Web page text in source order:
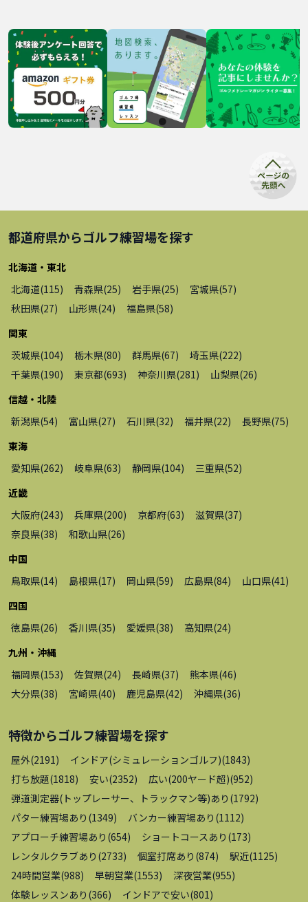
都道府県からゴルフ練習場を探す
北海道・東北
北海道(115) 青森県(25) 岩手県(25) 宮城県(57)
秋田県(27) 山形県(24) 福島県(58)
関東
茨城県(104) 栃木県(80) 群馬県(67) 埼玉県(222)
千葉県(190) 東京都(693) 神奈川県(281 ) 山梨県(26)
信越・北陸
新潟県(54) 富山県(27) 石川県(32) 福井県(22) 長野県(75)
東海
愛知県(262) 岐阜県(63) 静岡県(104) 三重県(52)
近畿
大阪府(243) 兵庫県(200) 京都府(63) 滋賀県(37)
奈良県(38) 和歌山県(26)
中国
鳥取県(14) 島根県(17) 岡山県(59) 広島県(84) 山口県(41 )
四国
徳島県(26) 香川県(35) 愛媛県(38) 高知県(24)
九州・沖縄
福岡県(153) 佐賀県(24) 長崎県(37) 熊本県(46)
大分県(38) 宮崎県(40) 鹿児島県(42) 沖縄県(36)
特徴からゴルフ練習場を探す
屋外(2191 ) インドア(シミュレーションゴルフ)(1843)
打ち放題(1818) 安い(2352) 広い(200ヤード超)(952)
弾道測定器(トップレーサー、トラックマン等)あり (1792)
パター練習場あり (1349) バンカー練習場あり (1112)
アプローチ練習場あり (654) ショートコースあり (173)
レンタルクラブあり (2733) 個室打席あり (874) 駅近(1125)
24時間営業(988) 早朝営業(1553) 深夜営業(955)
体験レッスンあり (366) インドアで安い(801 )